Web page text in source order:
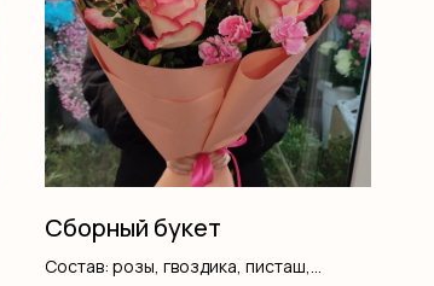
Сборный букет
Состав: розы, гвоздика, писташ,